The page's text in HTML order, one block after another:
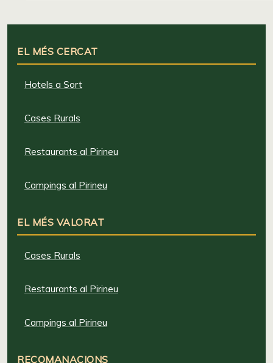
EL MÉS CERCAT
Hotels a Sort
Cases Rurals
Restaurants al Pirineu
Campings al Pirineu
EL MÉS VALORAT
Cases Rurals
Restaurants al Pirineu
Campings al Pirineu
RECOMANACIONS